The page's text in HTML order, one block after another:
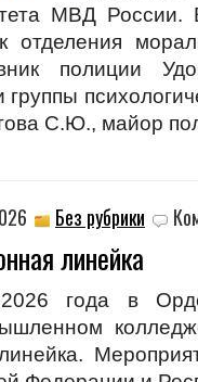
МВД России.
отделения
полиции
группы
С.Ю., майор
Без рубрики
линейка
года в